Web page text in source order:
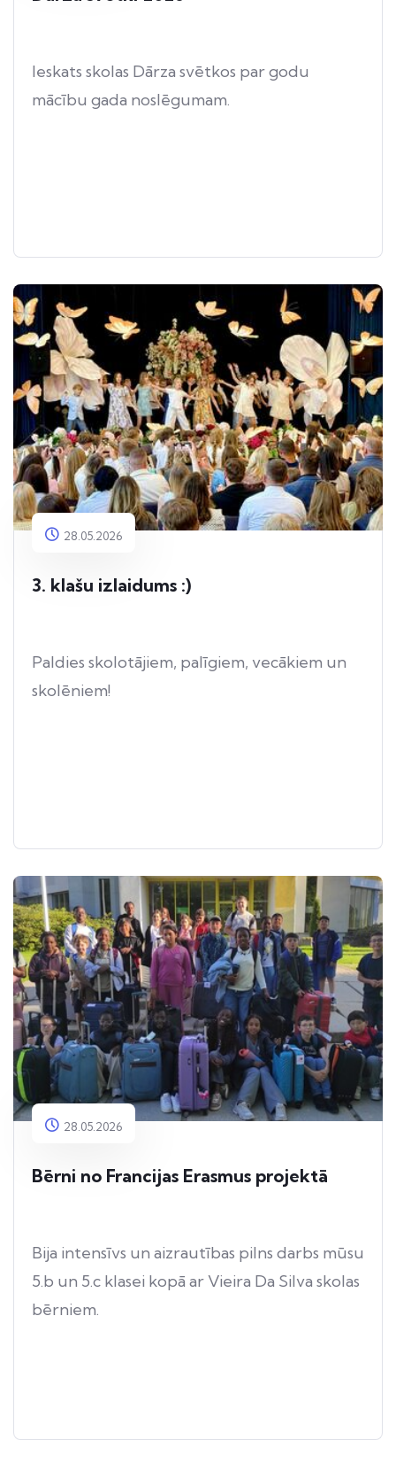
Ieskats skolas Dārza svētkos par godu
mācību gada noslēgumam.
28.05.2026
3. klašu izlaidums :)
Paldies skolotājiem, palīgiem, vecākiem un
skolēniem!
28.05.2026
Bērni no Francijas Erasmus projektā
Bija intensīvs un aizrautības pilns darbs mūsu
5.b un 5.c klasei kopā ar Vieira Da Silva skolas
bērniem.